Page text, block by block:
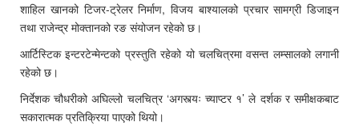
शाहिल खानको टिजर-ट्रेलर निर्माण, विजय बाश्यालको प्रचार सामग्री डिजाइन
तथा राजेन्द्र मोक्तानको रङ संयोजन रहेको छ।
आर्टिस्टिक इन्टरटेन्मेन्टको प्रस्तुति रहेको यो चलचित्रमा वसन्त लम्सालको लगानी
रहेको छ।
निर्देशक चौधरीको अघिल्लो चलचित्र ‘अगस्त्यः च्याप्टर १’ ले दर्शक र समीक्षकबाट
सकारात्मक प्रतिक्रिया पाएको थियो।